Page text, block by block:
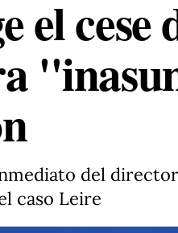
el
del
caso Leire